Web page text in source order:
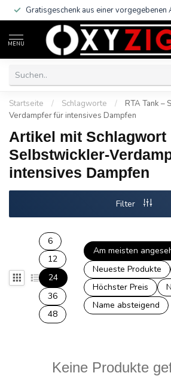
Gratisgeschenk aus einer vorgegebenen
MENU
Startseite / Schlagworte /
RTA Tank –
Verdampfer für intensives Dampfen
Artikel mit Schlagwort
Selbstwickler-
intensives Dampfen
Filter
6
12
24
36
48
Am meisten
Neueste Produkte
Höchster Preis
Name absteigend
Keine Produkte